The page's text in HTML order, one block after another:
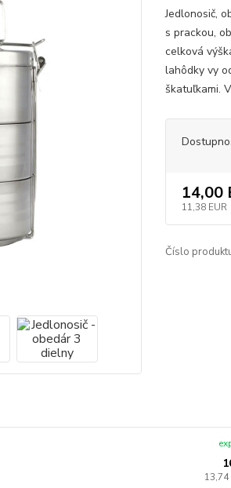
Jedlonosič,
s prackou,
celková
lahôdky vy
škatuľkami.
14,00
11,38 EUR
Číslo
13,74